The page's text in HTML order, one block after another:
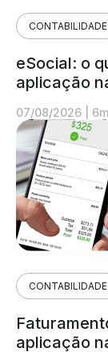
CONTABILIDADE
eSocial: o
aplicação
07/08/2026
CONTABILIDADE
aplicação